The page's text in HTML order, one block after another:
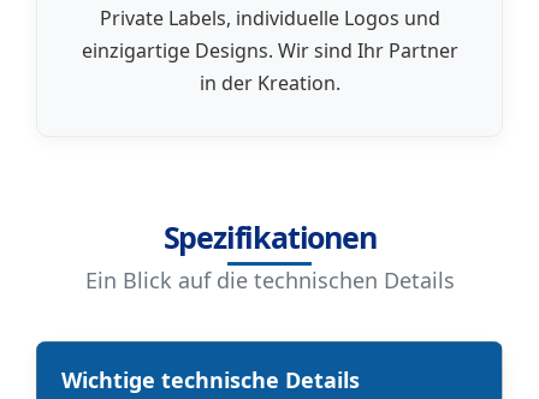
Private Labels, individuelle Logos und
einzigartige Designs. Wir sind Ihr Partner
in der Kreation.
Spezifikationen
Ein Blick auf die technischen Details
Wichtige technische Details